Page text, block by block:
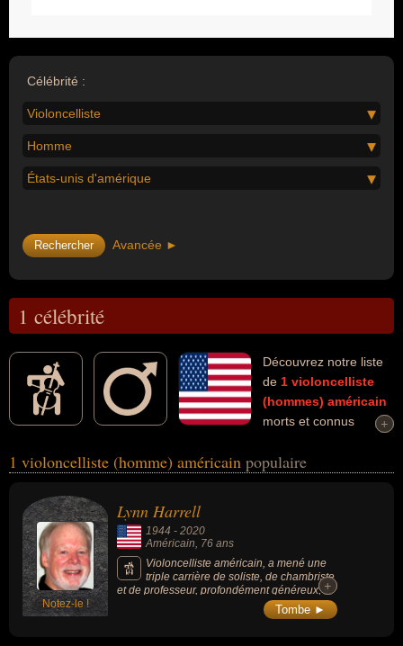
Célébrité :
Violoncelliste
Homme
États-unis d'amérique
Avancée ►
1 célébrité
Découvrez notre liste
de 1 violoncelliste
(hommes) américain
morts et connus
masculin) peuvent avoir des liens variés dans les domaines de l'art,
également avoir été artiste ou musicien.
+
+
1 violoncelliste (homme) américain populaire
Notez-le !
Lynn Harrell
1944 - 2020
Américain, 76 ans
Violoncelliste américain, a mené une
triple carrière de soliste, de chambriste
et de professeur, profondément généreux, il
laisse une large discographie à son image.
+
+
Tombe ►